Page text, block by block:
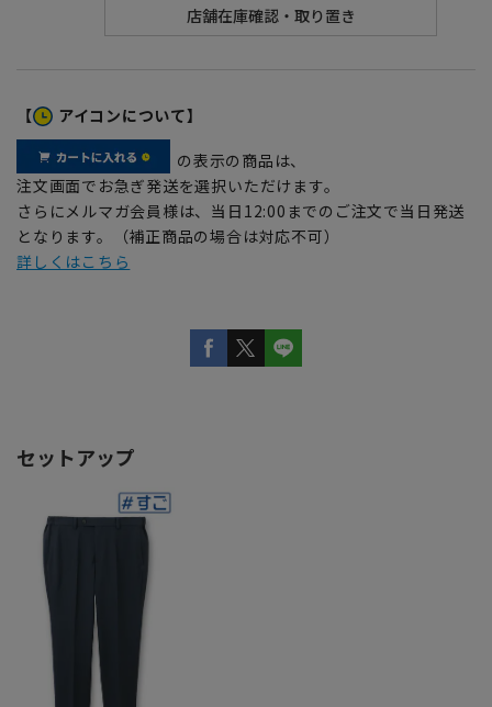
【 アイコンについて】
の表示の商品は、
注文画面でお急ぎ発送を選択いただけます。
さらにメルマガ会員様は、当日12:00までのご注文で当日発送
となります。（補正商品の場合は対応不可）
詳しくはこちら